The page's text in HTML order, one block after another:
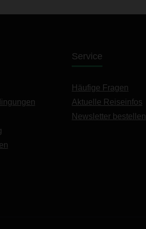
Service
Häufige Fragen
Aktuelle Reiseinfos
Newsletter bestellen